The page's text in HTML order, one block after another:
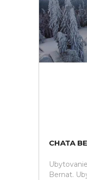
CHATA
Bernat.